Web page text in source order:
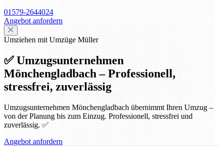
01579-2644024
Angebot anfordern
Umziehen mit Umzüge Müller
✅ Umzugsunternehmen
Mönchengladbach – Professionell,
stressfrei, zuverlässig
Umzugsunternehmen Mönchengladbach übernimmt Ihren Umzug –
von der Planung bis zum Einzug. Professionell, stressfrei und
zuverlässig. ✅
Angebot anfordern